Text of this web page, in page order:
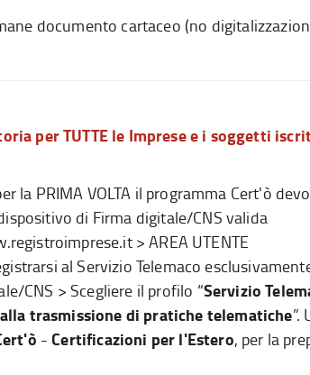
documento cartaceo (no
perTUTTE le Imprese e i soggetti
la PRIMA VOLTA il programma Cert'ò
di Firma digitale/CNS valida
> AREA UTENTE
al Servizio Telemaco
CNS > Scegliere il profilo “Servizio
trasmissione di pratiche telematiche”.
-Certificazioni per l'Estero, per la